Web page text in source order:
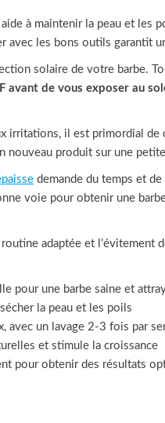
à maintenir la peau et les
avec les bons outils garantit
solaire de votre barbe.
avant de vous exposer au
irritations, il est primordial
produit sur une
demande du temps et
voie pour obtenir une
routine adaptée et
pour une barbe saine et
la peau et les poils
avec un lavage 2-3 fois par
et stimule la croissance
pour obtenir des résultats